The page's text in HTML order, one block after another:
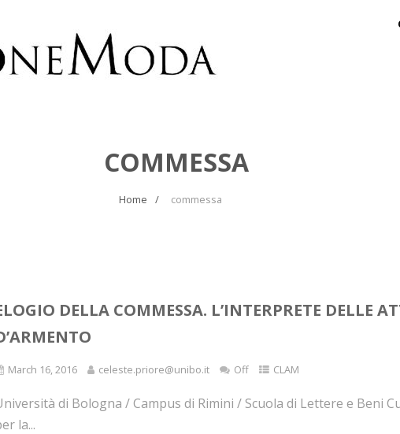
COMMESSA
Home commessa
DELLA COMMESSA. L’INTERPRETE DELLE
March 16, 2016 celeste.priore@unibo.it Off CLAM
di Bologna / Campus di Rimini / Scuola di Lettere e Beni
la...